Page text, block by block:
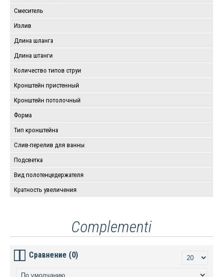
Смеситель
Излив
Длина шланга
Длина штанги
Количество типов струи
Кронштейн пристенный
Кронштейн потолочный
Форма
Тип кронштейна
Слив-перелив для ванны
Подсветка
Вид полотенцедержателя
Кратность увеличения
Complementi
Сравнение (0)